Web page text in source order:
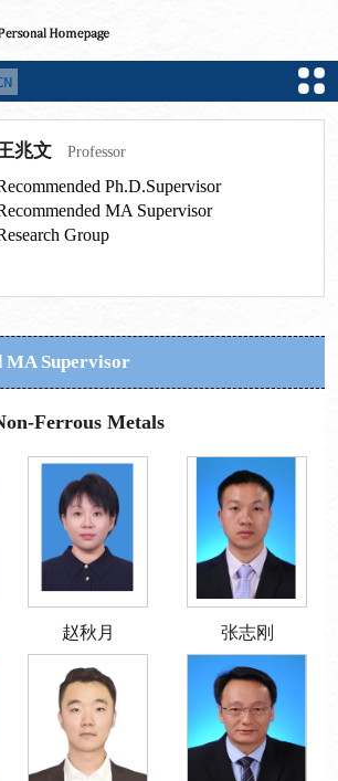
兆文 Professor
Ph.D.Supervisor
MA Supervisor
Group
MA Supervisor
Ferrous Metals
赵秋月 张志刚